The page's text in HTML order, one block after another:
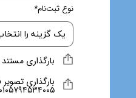
نوع ثبت‌نام
بارگذاری
۰۱۰۵۷۹۴۵۳۴۰۰۵ بانک ملی ایران به نام انجمن علوم و مهندسی منابع آب